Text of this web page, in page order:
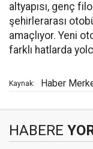
altyapısı, genç
şehirlerarası
amaçlıyor. Yeni
farklı hatlarda
Kaynak: Haber
HABERE